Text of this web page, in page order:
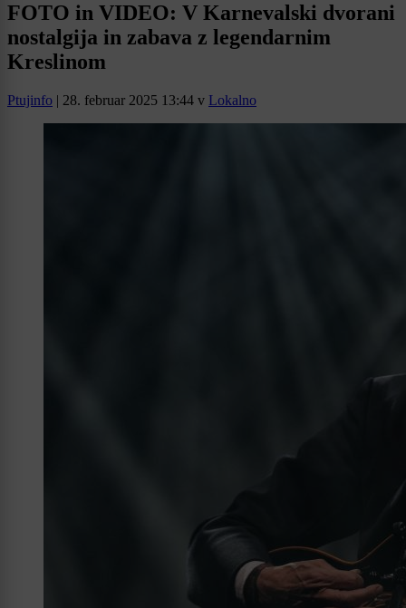
FOTO in VIDEO: V Karnevalski dvorani
nostalgija in zabava z legendarnim
Kreslinom
Ptujinfo | 28. februar 2025 13:44 v Lokalno